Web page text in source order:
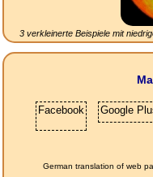
3 verkleinerte Beispiele mit
Facebook Google
German translation of web